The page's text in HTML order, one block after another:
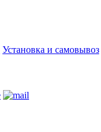
Установка и самовывоз